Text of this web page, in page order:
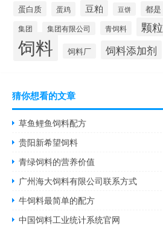
蛋白质 蛋鸡 豆粕 豆饼 都是
集团 集团有限公司 青饲料 颗粒
饲料 饲料厂 饲料添加剂
猜你想看的文章
草鱼鲤鱼饲料配方
贵阳新希望饲料
青绿饲料的营养价值
广州海大饲料有限公司联系方式
牛饲料最简单的配方
中国饲料工业统计系统官网